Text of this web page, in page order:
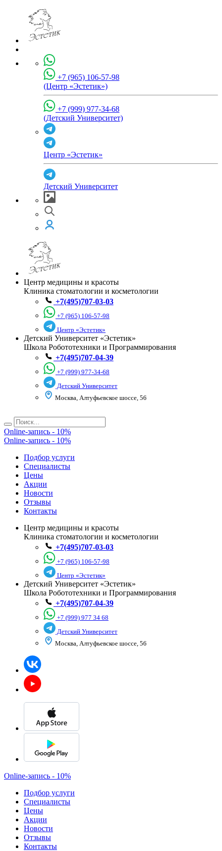
+7 (965) 106-57-98
(Центр «Эстетик»)
+7 (999) 977-34-68
(Детский Университет)
Центр «Эстетик»
Детский Университет
Центр медицины и красоты
Клиника стоматологии и косметологии
+7(495)707-03-03
+7 (965) 106-57-98
Центр «Эстетик»
Детский Университет «Эстетик»
Школа Робототехники и Программирования
+7(495)707-04-39
+7 (999) 977-34-68
Детский Университет
Москва, Алтуфьевское шоссе, 56
🧴Месяц красоты в косметологии
🔥Скидки на популярные процедуры
💆‍♀️Лазер, RF-лифтинг, пилинги и уход
⚡Удаление волос, новообразований
До 31 августа!
Смотреть все акции
Online-запись - 10%
Online-запись - 10%
Подбор услуги
Специалисты
Цены
Акции
Новости
Отзывы
Контакты
Центр медицины и красоты
Клиника стоматологии и косметологии
+7(495)707-03-03
+7 (965) 106-57-98
Центр «Эстетик»
Детский Университет «Эстетик»
Школа Робототехники и Программирования
+7(495)707-04-39
+7 (999) 977 34 68
Детский Университет
Москва, Алтуфьевское шоссе, 56
Online-запись - 10%
Подбор услуги
Специалисты
Цены
Акции
Новости
Отзывы
Контакты